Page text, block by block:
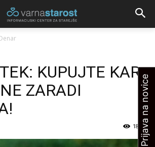
KUPUJTE KAR
ZARADI
1890Prijava na novice